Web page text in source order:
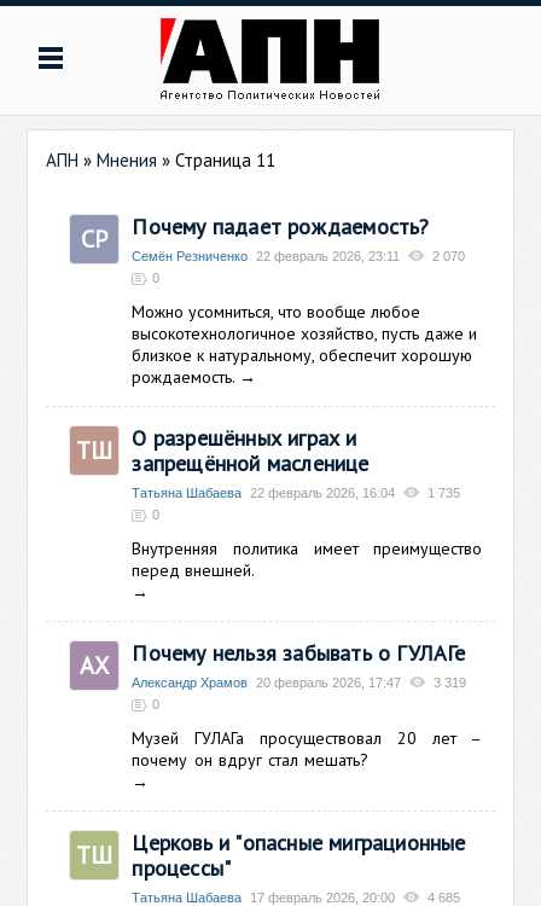
АПН »Мнения » Страница 11
СР Почему падает рождаемость?
Семён Резниченко 22 февраль 2026, 23:11
2 070
0
Можно усомниться, что вообще любое
высокотехнологичное хозяйство, пусть даже и
близкое к натуральному, обеспечит хорошую
рождаемость. →
ТШ
О разрешённых играх и
запрещённой масленице
Татьяна Шабаева 22 февраль 2026, 16:04
1 735
0
Внутренняя политика имеет преимущество
перед внешней.
→
АХ Почему нельзя забывать о ГУЛАГе
Александр Храмов 20 февраль 2026, 17:47
3 319
0
Музей ГУЛАГа просуществовал 20 лет –
почему он вдруг стал мешать?
→
ТШ
Церковь и "опасные миграционные
процессы"
Татьяна Шабаева 17 февраль 2026, 20:00
4 685